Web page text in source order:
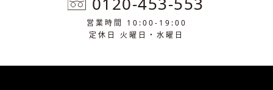
営業時間 10:00-19:00
定休日 火曜日・水曜日